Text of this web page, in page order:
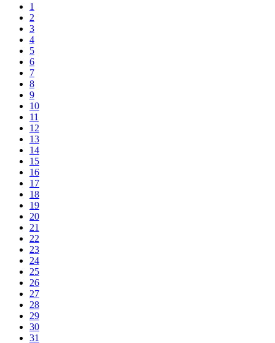
1
2
3
4
5
6
7
8
9
10
11
12
13
14
15
16
17
18
19
20
21
22
23
24
25
26
27
28
29
30
31